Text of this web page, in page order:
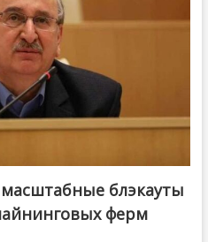
масштабные блэкауты
ферм